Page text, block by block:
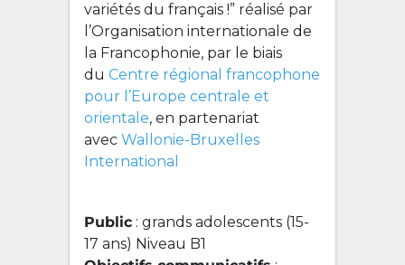
variétés du français !” réalisé par
l’Organisation internationale de
la Francophonie, par le biais
du Centre régional francophone
pour l’Europe centrale et
orientale, en partenariat
avec Wallonie-Bruxelles
International
Public : grands adolescents (15-
17 ans) Niveau B1